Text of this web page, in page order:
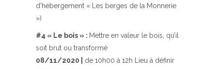
d’hébergement « Les berges de la Monnerie
»)
#4 « Le bois » : Mettre en valeur le bois, qu’il
soit brut ou transformé
08/11/2020 |
de 10h00 à 12h Lieu à définir